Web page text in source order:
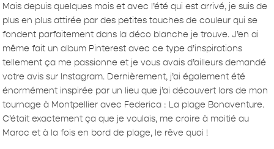
Mais depuis quelques mois et avec l’été qui est arrivé, je suis de
plus en plus attirée par des petites touches de couleur qui se
fondent parfaitement dans la déco blanche je trouve. J’en ai
même fait un album Pinterest avec ce type d’inspirations
tellement ça me passionne et je vous avais d’ailleurs demandé
votre avis sur Instagram. Dernièrement, j’ai également été
énormément inspirée par un lieu que j’ai découvert lors de mon
tournage à Montpellier avec Federica : La plage Bonaventure.
C’était exactement ça que je voulais, me croire à moitié au
Maroc et à la fois en bord de plage, le rêve quoi !